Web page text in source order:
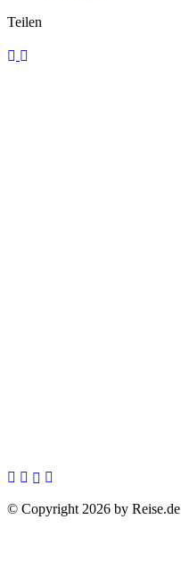
Teilen
© Copyright 2026 by Reise.de